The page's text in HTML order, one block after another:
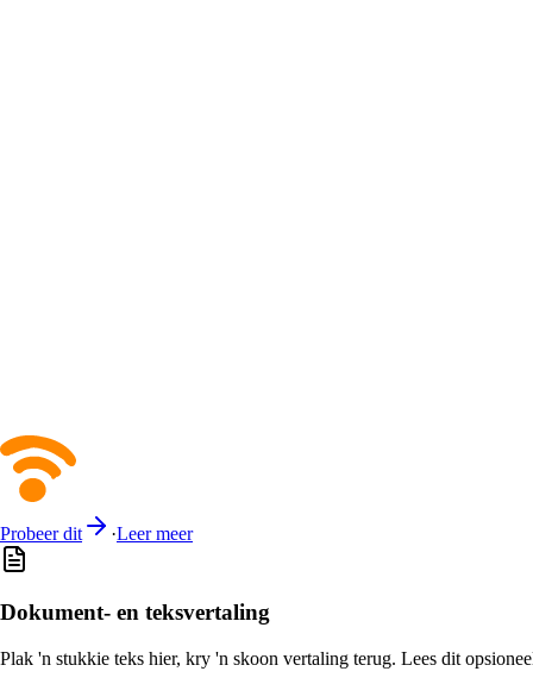
Probeer dit ·Leer meer
Dokument- en teksvertaling
Plak 'n stukkie teks hier, kry 'n skoon vertaling terug. Lees dit